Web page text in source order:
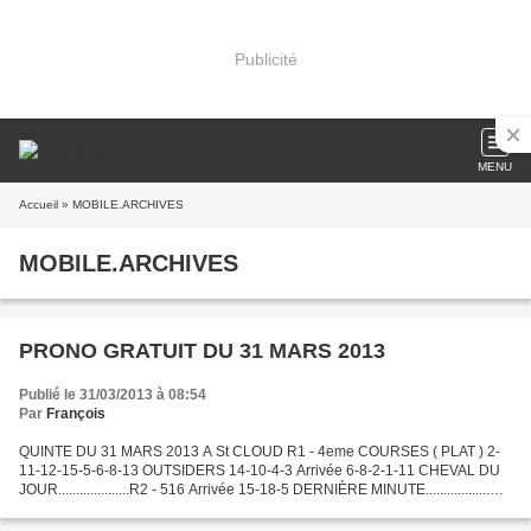
Publicité
MENU
Accueil » MOBILE.ARCHIVES
MOBILE.ARCHIVES
PRONO GRATUIT DU 31 MARS 2013
Publié le 31/03/2013 à 08:54
Par François
QUINTE DU 31 MARS 2013 A St CLOUD R1 - 4eme COURSES ( PLAT ) 2-
11-12-15-5-6-8-13 OUTSIDERS 14-10-4-3 Arrivée 6-8-2-1-11 CHEVAL DU
JOUR....................R2 - 516 Arrivée 15-18-5 DERNIÈRE MINUTE..................R5